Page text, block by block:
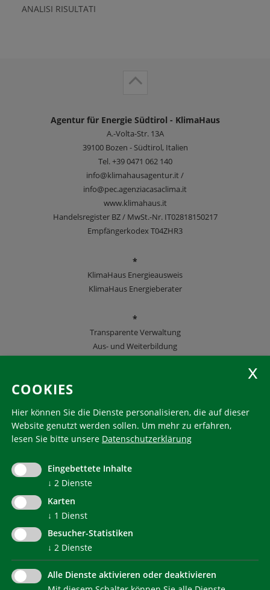
ANALISI RISULTATI
Agentur für Energie Südtirol - KlimaHaus
A.-Volta-Str. 13A
39100 Bozen - Südtirol, Italien
Tel.+39 0471 062 140
info@klimahausagentur.it /
info@pec.agenziacasaclima.it
www.klimahaus.it
Handelsregister BZ / MwSt.-Nr. IT02818150217
Empfängerkodex T04ZHR3
*
KlimaHaus Energieausweis
KlimaHaus Energieberater
*
Transparente Verwaltung
Aus- und Weiterbildung
KlimaHaus ist eine eingetragene Marke. Die Nutzung muss
communication@klimahausagentur.it
© 2022 Agentur für Energie Südtirol - KlimaHaus
COOKIES
Hier können Sie die Dienste personalisieren, die auf dieser
Website genutzt werden sollen. Um mehr zu erfahren,
lesen Sie bitte unsere Datenschutzerklärung
Eingebettete Inhalte
↓ 2 Dienste
Karten
↓ 1 Dienst
Besucher-Statistiken
↓ 2 Dienste
Alle Dienste aktivieren oder deaktivieren